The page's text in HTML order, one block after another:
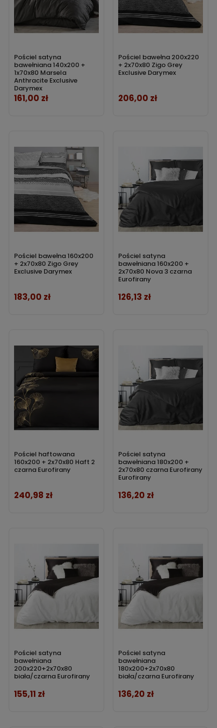
Pościel satyna
bawełniana 140x200 +
1x70x80 Marsela
Anthracite Exclusive
Darymex
Cena
161,00 zł
Pościel bawełna 200x220
+ 2x70x80 Zigo Grey
Exclusive Darymex
Cena
206,00 zł
Pościel bawełna 160x200
+ 2x70x80 Zigo Grey
Exclusive Darymex
Cena
183,00 zł
Pościel satyna
bawełniana 160x200 +
2x70x80 Nova 3 czarna
Eurofirany
Cena
126,13 zł
Pościel haftowana
160x200 + 2x70x80 Haft 2
czarna Eurofirany
Cena
240,98 zł
Pościel satyna
bawełniana 180x200 +
2x70x80 czarna Eurofirany
Eurofirany
Cena
136,20 zł
Pościel satyna
bawełniana
200x220+2x70x80
biała/czarna Eurofirany
Cena
155,11 zł
Pościel satyna
bawełniana
180x200+2x70x80
biała/czarna Eurofirany
Cena
136,20 zł